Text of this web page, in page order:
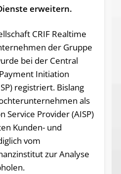
erweitern.
CRIF Realtime
der Gruppe
bei der Central
Initiation
registriert. Bislang
als
Service Provider (AISP)
Kunden- und
vom
zur Analyse